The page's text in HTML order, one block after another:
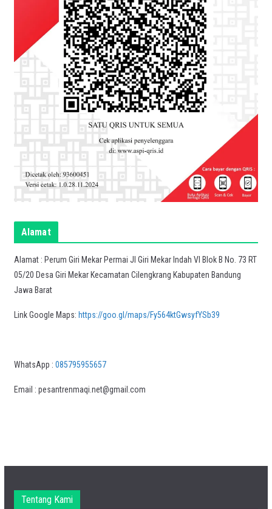
Alamat
Alamat : Perum Giri Mekar Permai Jl Giri Mekar Indah VI Blok B No. 73 RT
05/20 Desa Giri Mekar Kecamatan Cilengkrang Kabupaten Bandung
Jawa Barat
Link Google Maps: https://goo.gl/maps/Fy564ktGwsyfYSb39
WhatsApp : 085795955657
Email : pesantrenmaqi.net@gmail.com
Tentang Kami